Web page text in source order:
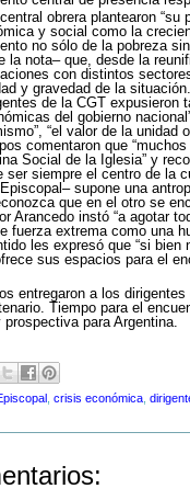
obrera plantearon
y social como la
no sólo de la pobreza
la nota– que, desde la
con distintos
y gravedad de la situación.
de la CGT expusieron
del gobierno
“el valor de la unidad
comentaron que
Social de la Iglesia” y
ser siempre el centro de la
supone una
que en el otro se
Arancedo instó “a agotar
fuerza extrema como una
les expresó que “si bien
sus espacios para el
entregaron a los dirigentes
Tiempo para el
para Argentina.
crisis económica